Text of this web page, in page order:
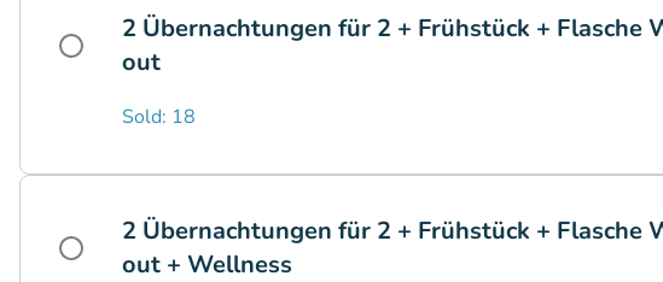
2 Übernachtungen für 2 + Frühstück + Flasche
out
Sold: 18
2 Übernachtungen für 2 + Frühstück + Flasche
out + Wellness